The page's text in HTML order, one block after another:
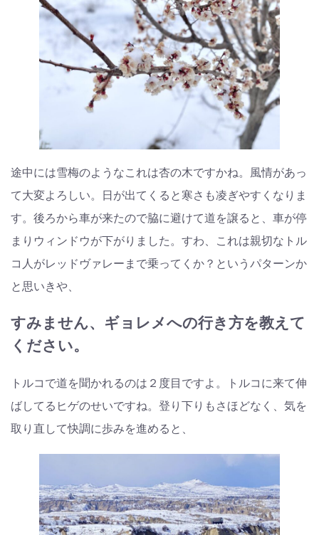
途中には雪梅のようなこれは杏の木ですかね。風情があっ
て大変よろしい。日が出てくると寒さも凌ぎやすくなりま
す。後ろから車が来たので脇に避けて道を譲ると、車が停
まりウィンドウが下がりました。すわ、これは親切なトル
コ人がレッドヴァレーまで乗ってくか？というパターンか
と思いきや、
すみません、ギョレメへの行き方を教えて
ください。
トルコで道を聞かれるのは２度目ですよ。トルコに来て伸
ばしてるヒゲのせいですね。登り下りもさほどなく、気を
取り直して快調に歩みを進めると、